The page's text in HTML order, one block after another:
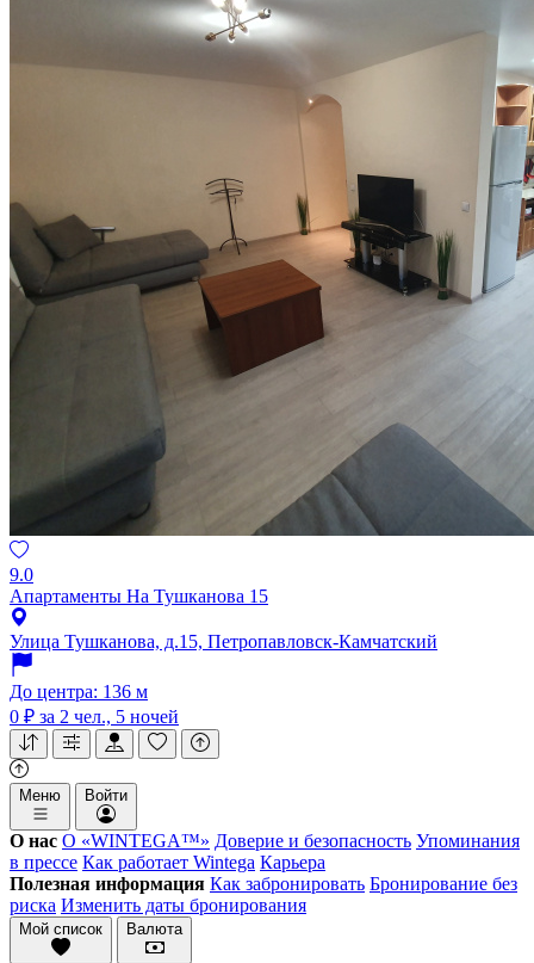
9.0
Апартаменты На Тушканова 15
Улица Тушканова, д.15, Петропавловск-Камчатский
До центра: 136 м
0 ₽ за 2 чел., 5 ночей
Меню Войти
О нас О «WINTEGA™» Доверие и безопасность Упоминания
в прессе Как работает Wintega Карьера
Полезная информация Как забронировать Бронирование без
риска Изменить даты бронирования
Мой список Валюта